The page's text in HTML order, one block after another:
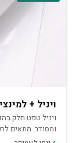
ויניל +
ויניל טפט חלק
ומסודר. מתאים